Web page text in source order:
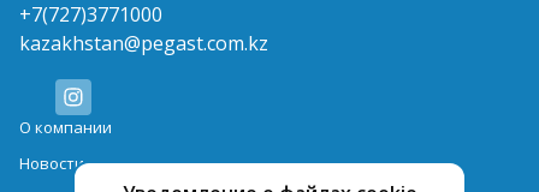
+7(727)3771000
kazakhstan@pegast.com.kz
О компании
Новости